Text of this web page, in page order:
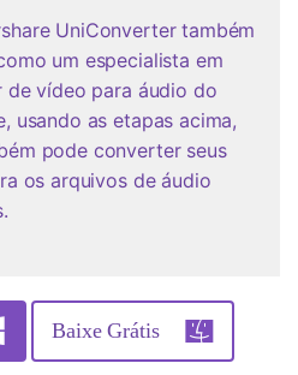
UniConverter também
um especialista em
de vídeo para áudio do
usando as etapas acima,
pode converter seus
os arquivos de áudio
Baixe Grátis